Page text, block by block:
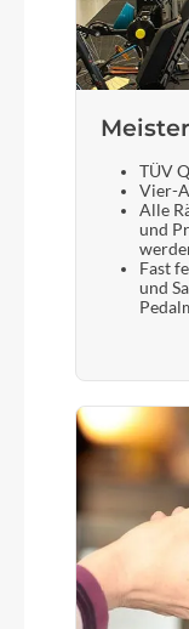
TÜV
Vier-
Alle
und
Fast
und